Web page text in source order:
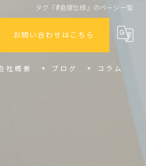
タグ『#倉庫仕様』のページ一覧
お問い合わせはこちら
社概要 ブログ コラム